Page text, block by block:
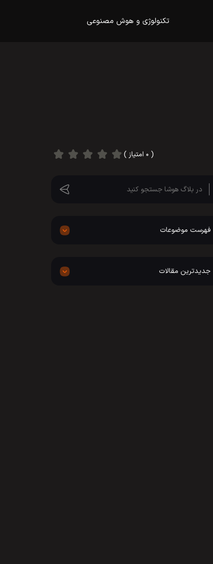
تکنولوژی و هوش مصنوعی
( ۰ امتیاز )
فهرست موضوعات
جدیدترین مقالات